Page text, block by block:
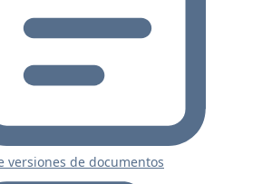
versiones de documentos